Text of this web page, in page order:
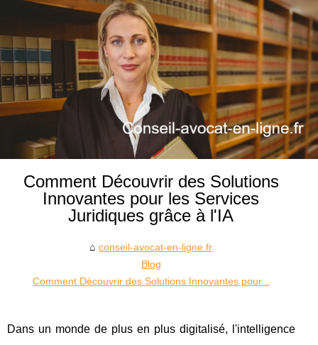
Comment Découvrir des Solutions
Innovantes pour les Services
Juridiques grâce à l'IA
conseil-avocat-en-ligne.fr
Blog
Comment Découvrir des Solutions Innovantes pour...
Dans un monde de plus en plus digitalisé, l'intelligence